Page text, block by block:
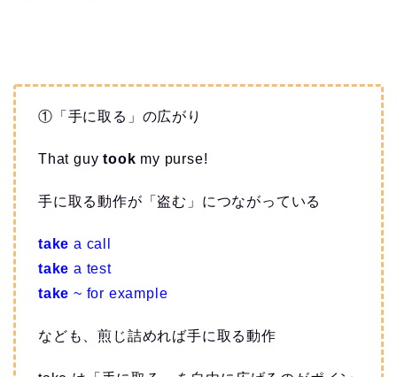
①「手に取る」の広がり
That guytook my purse!
手に取る動作が「盗む」につながっている
take a call
take a test
take ~ for example
なども、煎じ詰めれば手に取る動作